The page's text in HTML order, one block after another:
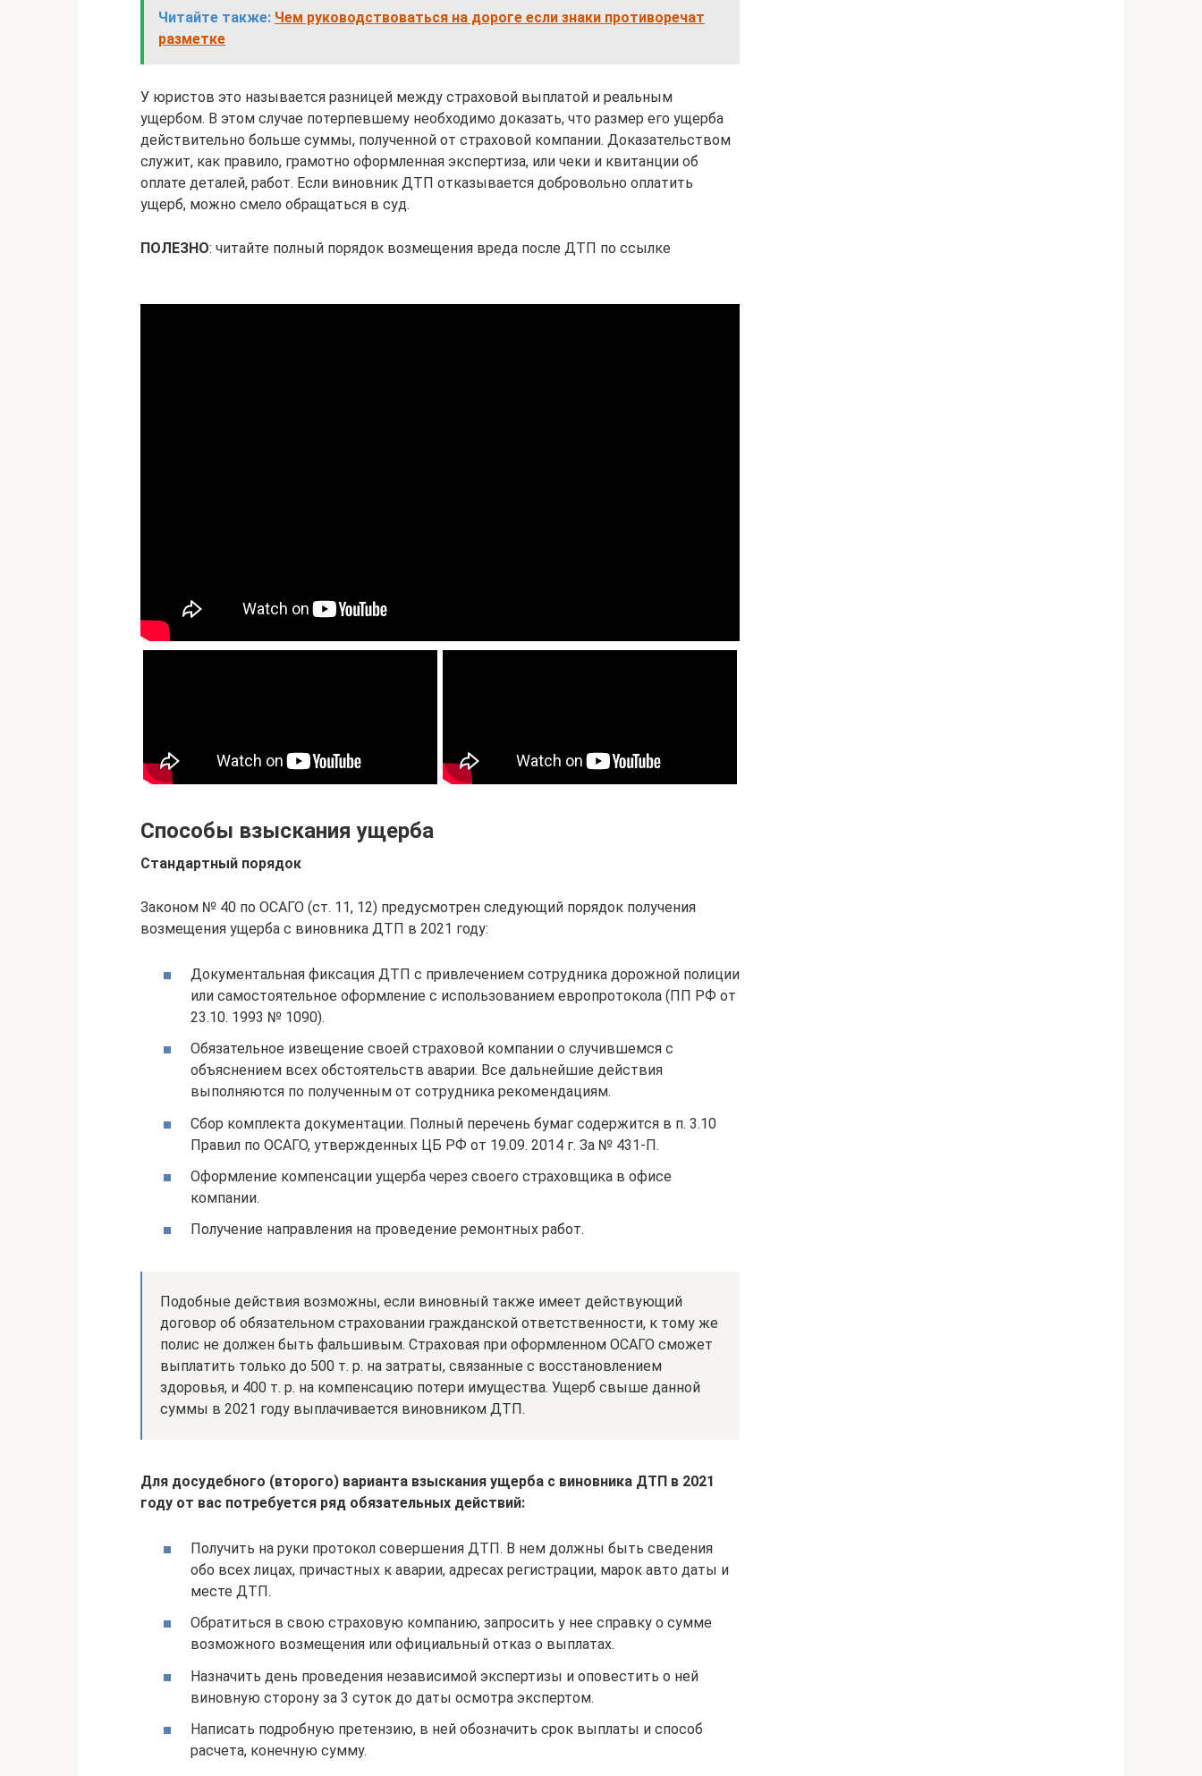
Читайте также: Чем руководствоваться на дороге если знаки противоречат
разметке
У юристов это называется разницей между страховой выплатой и реальным
ущербом. В этом случае потерпевшему необходимо доказать, что размер его ущерба
действительно больше суммы, полученной от страховой компании. Доказательством
служит, как правило, грамотно оформленная экспертиза, или чеки и квитанции об
оплате деталей, работ. Если виновник ДТП отказывается добровольно оплатить
ущерб, можно смело обращаться в суд.
ПОЛЕЗНО: читайте полный порядок возмещения вреда после ДТП по ссылке
Способы взыскания ущерба
Стандартный порядок
Законом № 40 по ОСАГО (ст. 11, 12) предусмотрен следующий порядок получения
возмещения ущерба с виновника ДТП в 2021 году:
Документальная фиксация ДТП с привлечением сотрудника дорожной полиции
или самостоятельное оформление с использованием европротокола (ПП РФ от
23.10. 1993 № 1090).
Обязательное извещение своей страховой компании о случившемся с
объяснением всех обстоятельств аварии. Все дальнейшие действия
выполняются по полученным от сотрудника рекомендациям.
Сбор комплекта документации. Полный перечень бумаг содержится в п. 3.10
Правил по ОСАГО, утвержденных ЦБ РФ от 19.09. 2014 г. За № 431-П.
Оформление компенсации ущерба через своего страховщика в офисе
компании.
Получение направления на проведение ремонтных работ.
Подобные действия возможны, если виновный также имеет действующий
договор об обязательном страховании гражданской ответственности, к тому же
полис не должен быть фальшивым. Страховая при оформленном ОСАГО сможет
выплатить только до 500 т. р. на затраты, связанные с восстановлением
здоровья, и 400 т. р. на компенсацию потери имущества. Ущерб свыше данной
суммы в 2021 году выплачивается виновником ДТП.
Для досудебного (второго) варианта взыскания ущерба с виновника ДТП в 2021
году от вас потребуется ряд обязательных действий:
Получить на руки протокол совершения ДТП. В нем должны быть сведения
обо всех лицах, причастных к аварии, адресах регистрации, марок авто даты и
месте ДТП.
Обратиться в свою страховую компанию, запросить у нее справку о сумме
возможного возмещения или официальный отказ о выплатах.
Назначить день проведения независимой экспертизы и оповестить о ней
виновную сторону за 3 суток до даты осмотра экспертом.
Написать подробную претензию, в ней обозначить срок выплаты и способ
расчета, конечную сумму.